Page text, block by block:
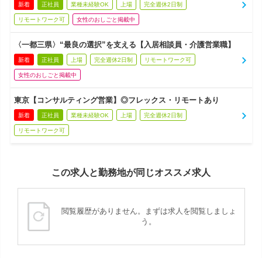
新着 正社員 業種未経験OK 上場 完全週休2日制
リモートワーク可 女性のおしごと掲載中
〈一都三県〉“最良の選択”を支える【入居相談員・介護営業職】
新着 正社員 上場 完全週休2日制 リモートワーク可
女性のおしごと掲載中
東京【コンサルティング営業】◎フレックス・リモートあり
新着 正社員 業種未経験OK 上場 完全週休2日制
リモートワーク可
この求人と勤務地が同じオススメ求人
閲覧履歴がありません。まずは求人を閲覧しましょ
う。